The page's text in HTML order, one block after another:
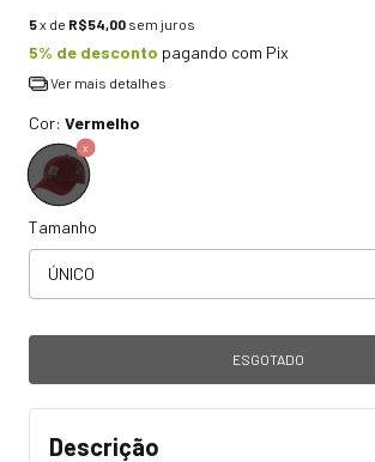
5x de R$54,00 sem juros
5% de desconto pagando com Pix
Ver mais detalhes
Cor: Vermelho
Tamanho
Descrição